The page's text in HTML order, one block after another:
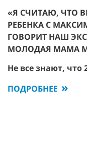
«Я СЧИТАЮ, ЧТО
РЕБЕНКА С
ГОВОРИТ НАШ
МОЛОДАЯ МАМА
Не все знают, что
ПОДРОБНЕЕ